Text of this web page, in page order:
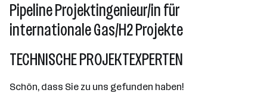
Pipeline Projektingenieur/in für
internationale Gas/H2 Projekte
TECHNISCHE PROJEKTEXPERTEN
Schön, dass Sie zu uns gefunden haben!